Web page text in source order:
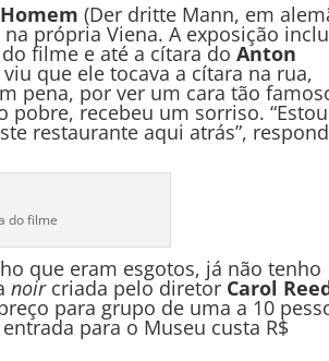
(Der dritte Mann, em
própria Viena. A exposição
filme e até a cítara do Anton
que ele tocava a cítara na rua,
pena, por ver um cara tão
recebeu um sorriso. “Estou
restaurante aqui atrás”,
do filme
que eram esgotos, já não tenho
noircriada pelo diretor Carol
para grupo de uma a 10
para o Museu custa R$